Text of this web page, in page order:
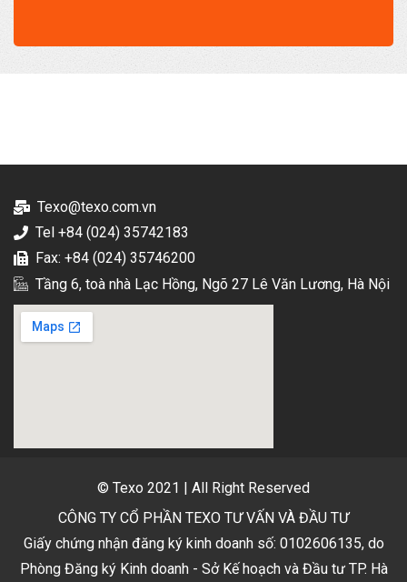
Texo@texo.com.vn
Tel +84 (024) 35742183
Fax: +84 (024) 35746200
Tầng 6, toà nhà Lạc Hồng, Ngõ 27 Lê Văn Lương, Hà Nội
© Texo 2021 | All Right Reserved
CÔNG TY CỔ PHẦN TEXO TƯ VẤN VÀ ĐẦU TƯ
Giấy chứng nhận đăng ký kinh doanh số: 0102606135, do
Phòng Đăng ký Kinh doanh - Sở Kế hoạch và Đầu tư TP. Hà